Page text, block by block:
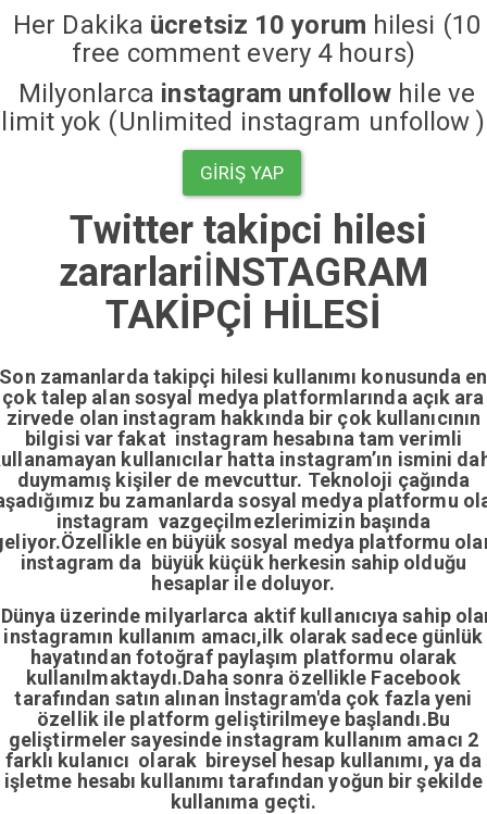
Her Dakika ücretsiz 10 yorum hilesi (10
free comment every 4 hours)
Milyonlarca instagram unfollow hile ve
limit yok (Unlimited instagram unfollow )
GIRIŞ YAP
Twitter takipci hilesi
zararlariİNSTAGRAM
TAKİPÇİ HİLESİ
Son zamanlarda takipçi hilesi kullanımı konusunda en
çok talep alan sosyal medya platformlarında açık ara
zirvede olan instagram hakkında bir çok kullanıcının
bilgisi var fakat instagram hesabına tam verimli
kullanıcılar hatta instagram’ın ismini
duymamış kişiler de mevcuttur. Teknoloji çağında
bu zamanlarda sosyal medya platformu
instagram vazgeçilmezlerimizin başında
en büyük sosyal medya platformu
instagram da büyük küçük herkesin sahip olduğu
hesaplar ile doluyor.
üzerinde milyarlarca aktif kullanıcıya sahip
instagramın kullanım amacı,ilk olarak sadece günlük
hayatından fotoğraf paylaşım platformu olarak
kullanılmaktaydı.Daha sonra özellikle Facebook
tarafından satın alınan İnstagram'da çok fazla yeni
özellik ile platform geliştirilmeye başlandı.Bu
geliştirmeler sayesinde instagram kullanım amacı 2
farklı kulanıcı olarak bireysel hesap kullanımı, ya da
işletme hesabı kullanımı tarafından yoğun bir şekilde
kullanıma geçti.